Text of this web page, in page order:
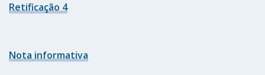
Retificação 4
Nota informativa